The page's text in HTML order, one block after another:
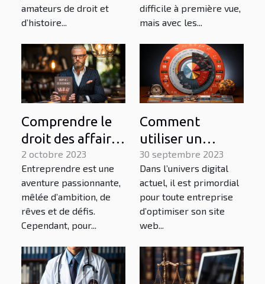
amateurs de droit et
d’histoire...
difficile à première vue,
mais avec les...
Comprendre le
droit des affaires
pour les
entrepreneurs
2 octobre 2023
Entreprendre est une
aventure passionnante,
mêlée d’ambition, de
rêves et de défis.
Cependant, pour...
Comment
utiliser un
comparateur de
pages SEO pour
optimiser votre
site web
30 septembre 2023
Dans l’univers digital
actuel, il est primordial
pour toute entreprise
d’optimiser son site
web...